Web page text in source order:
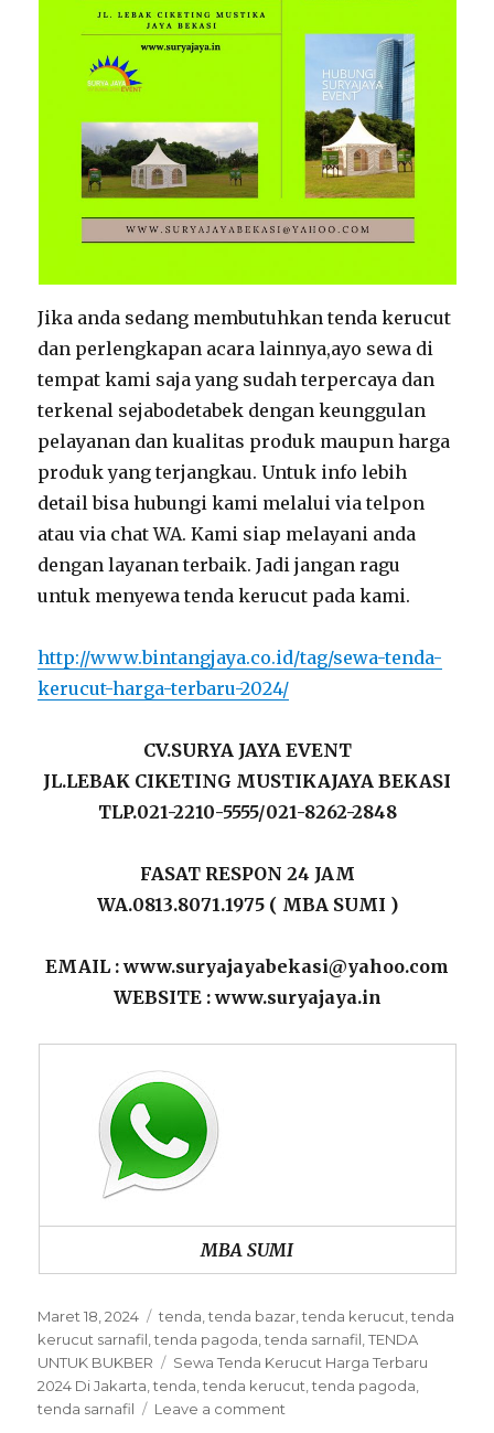
Jika anda sedang membutuhkan tenda kerucut
dan perlengkapan acara lainnya,ayo sewa di
tempat kami saja yang sudah terpercaya dan
terkenal sejabodetabek dengan keunggulan
pelayanan dan kualitas produk maupun harga
produk yang terjangkau. Untuk info lebih
detail bisa hubungi kami melalui via telpon
atau via chat WA. Kami siap melayani anda
dengan layanan terbaik. Jadi jangan ragu
untuk menyewa tenda kerucut pada kami.
http://www.bintangjaya.co.id/tag/sewa-tenda-
kerucut-harga-terbaru-2024/
CV.SURYA JAYA EVENT
JL.LEBAK CIKETING MUSTIKAJAYA BEKASI
TLP.021-2210-5555/021-8262-2848
FASAT RESPON 24 JAM
WA.0813.8071.1975 ( MBA SUMI )
EMAIL : www.suryajayabekasi@yahoo.com
WEBSITE : www.suryajaya.in
MBA SUMI
Posted
on
Maret 18, 2024 Categories
tenda ,tenda bazar ,tenda kerucut ,tenda
kerucut sarnafil ,tenda pagoda ,tenda sarnafil ,TENDA
UNTUK BUKBER
Tags
Sewa Tenda Kerucut Harga Terbaru
2024 Di Jakarta ,tenda ,tenda kerucut ,tenda pagoda
tenda sarnafil
Leave a comment